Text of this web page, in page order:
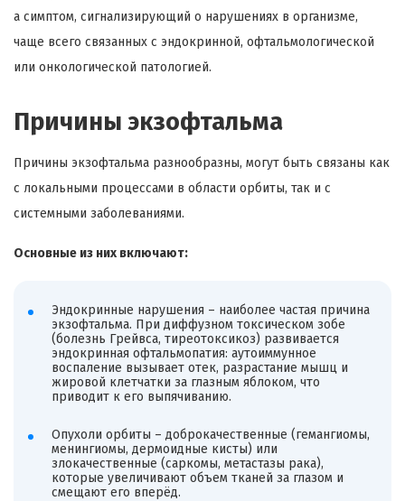
а симптом, сигнализирующий о нарушениях в организме,
чаще всего связанных с эндокринной, офтальмологической
или онкологической патологией.
Причины экзофтальма
Причины экзофтальма разнообразны, могут быть связаны как
с локальными процессами в области орбиты, так и с
системными заболеваниями.
Основные из них включают:
Эндокринные нарушения – наиболее частая причина
экзофтальма. При диффузном токсическом зобе
(болезнь Грейвса, тиреотоксикоз) развивается
эндокринная офтальмопатия: аутоиммунное
воспаление вызывает отек, разрастание мышц и
жировой клетчатки за глазным яблоком, что
приводит к его выпячиванию.
Опухоли орбиты – доброкачественные (гемангиомы,
менингиомы, дермоидные кисты) или
злокачественные (саркомы, метастазы рака),
которые увеличивают объем тканей за глазом и
смещают его вперёд.